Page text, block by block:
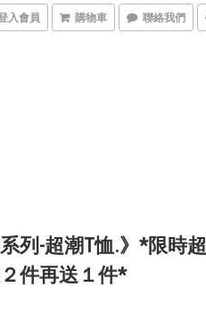
入會員 購物車 聯絡我們
列-超潮T恤.》*限時超
件再送１件*